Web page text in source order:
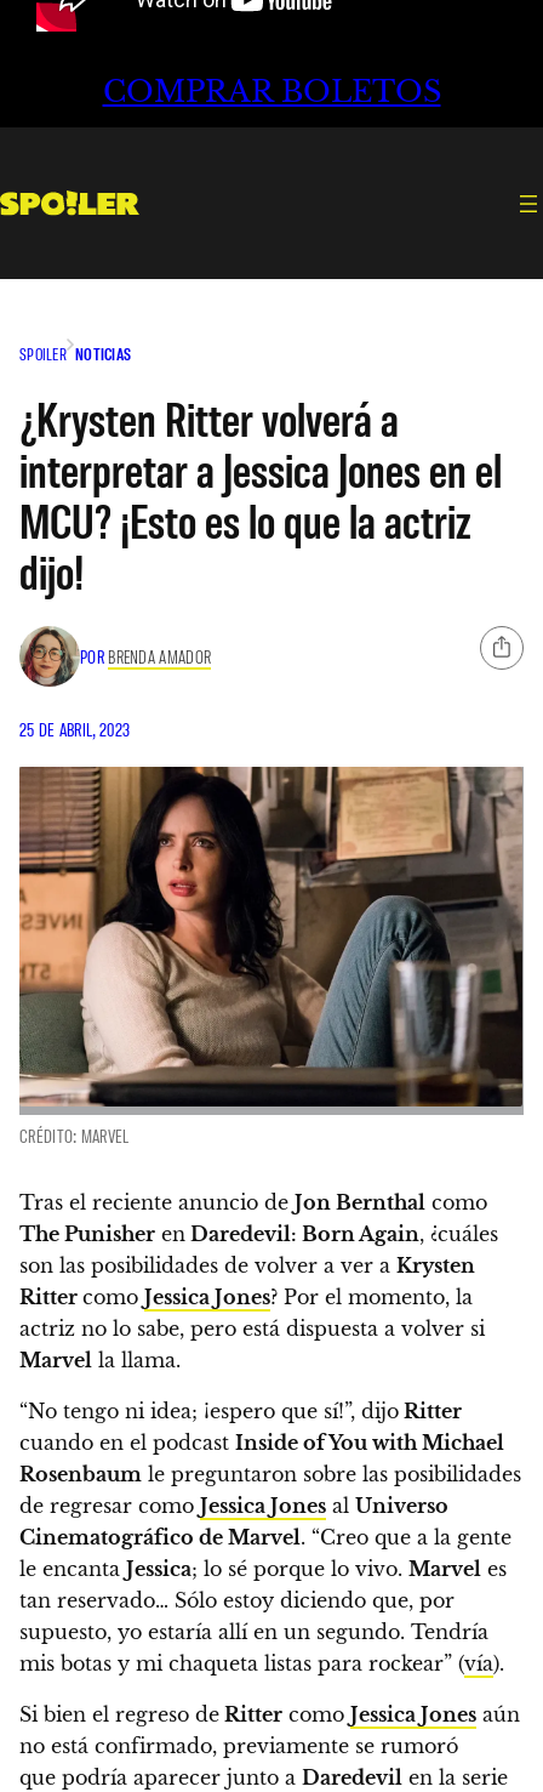
COMPRAR BOLETOS
SPOILER NOTICIAS
¿Krysten Ritter volverá a
interpretar a Jessica Jones en el
MCU? ¡Esto es lo que la actriz
dijo!
POR BRENDA AMADOR
25 DE ABRIL, 2023
CRÉDITO: MARVEL
Tras el reciente anuncio de Jon Bernthal como
The Punisher en Daredevil: Born Again, ¿cuáles
son las posibilidades de volver a ver a Krysten
Ritter como Jessica Jones? Por el momento, la
actriz no lo sabe, pero está dispuesta a volver si
Marvel la llama.
“No tengo ni idea; ¡espero que sí!”, dijo Ritter
cuando en el podcast Inside of You with Michael
Rosenbaum le preguntaron sobre las posibilidades
de regresar como Jessica Jones al Universo
Cinematográfico de Marvel. “Creo que a la gente
le encanta Jessica; lo sé porque lo vivo. Marvel es
tan reservado… Sólo estoy diciendo que, por
supuesto, yo estaría allí en un segundo. Tendría
mis botas y mi chaqueta listas para rockear” (vía).
Si bien el regreso de Ritter como Jessica Jones aún
no está confirmado, previamente se rumoró
que podría aparecer junto a Daredevil en la serie